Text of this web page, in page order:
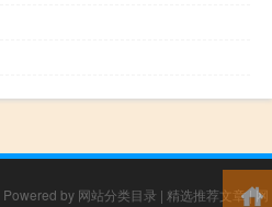
Powered by 网站分类目录 | 精选推荐文章|网